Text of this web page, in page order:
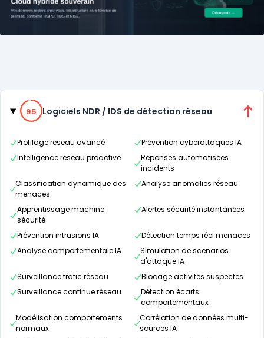
Catégories
95% de compatibilité
95 Logiciels NDR / IDS de détection réseau
Profilage réseau avancé
Prévention cyberattaques IA
Intelligence réseau proactive
Réponses automatisées
incidents
Classification dynamique des
menaces
Analyse anomalies réseau
Apprentissage machine
sécurité
Alertes sécurité instantanées
Prévention intrusions IA
Détection temps réel menaces
Analyse comportementale IA
Simulation de scénarios
d'attaque IA
Surveillance trafic réseau
Blocage activités suspectes
Surveillance continue réseau
Détection écarts
comportementaux
Modélisation comportements
normaux
Corrélation de données multi-
sources IA